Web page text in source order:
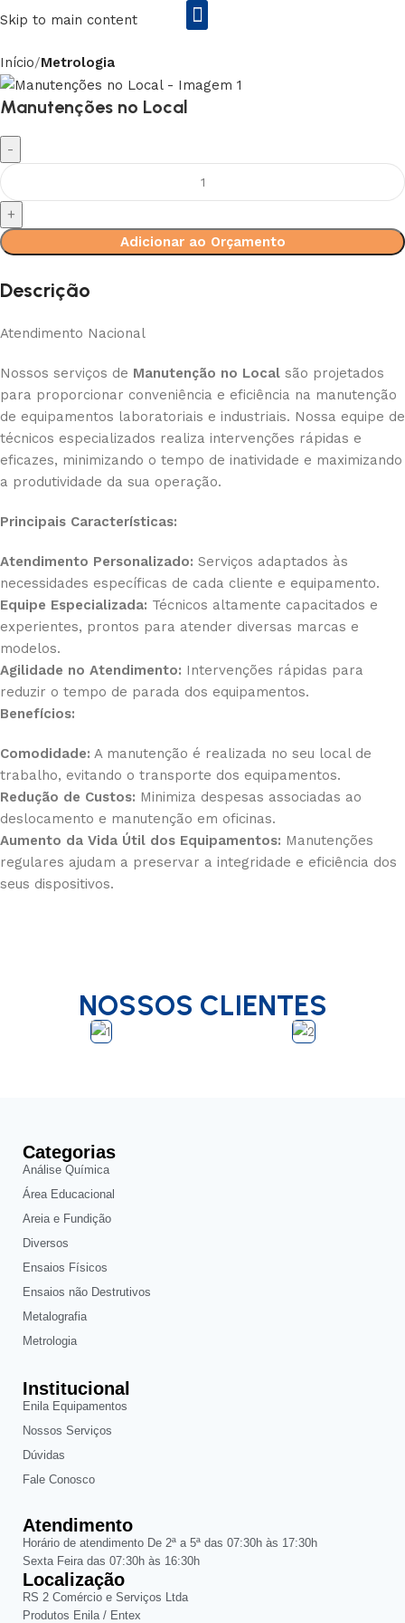
Skip to main content
Início Metrologia
Manutenções no Local
Adicionar ao Orçamento
Descrição
Atendimento Nacional
Nossos serviços de Manutenção no Local são projetados
para proporcionar conveniência e eficiência na manutenção
de equipamentos laboratoriais e industriais. Nossa equipe de
técnicos especializados realiza intervenções rápidas e
eficazes, minimizando o tempo de inatividade e maximizando
a produtividade da sua operação.
Principais Características:
Atendimento Personalizado: Serviços adaptados às
necessidades específicas de cada cliente e equipamento.
Equipe Especializada: Técnicos altamente capacitados e
experientes, prontos para atender diversas marcas e
modelos.
Agilidade no Atendimento: Intervenções rápidas para
reduzir o tempo de parada dos equipamentos.
Benefícios:
Comodidade: A manutenção é realizada no seu local de
trabalho, evitando o transporte dos equipamentos.
Redução de Custos: Minimiza despesas associadas ao
deslocamento e manutenção em oficinas.
Aumento da Vida Útil dos Equipamentos: Manutenções
regulares ajudam a preservar a integridade e eficiência dos
seus dispositivos.
NOSSOS CLIENTES
Categorias
Análise Química
Área Educacional
Areia e Fundição
Diversos
Ensaios Físicos
Ensaios não Destrutivos
Metalografia
Metrologia
Institucional
Enila Equipamentos
Nossos Serviços
Dúvidas
Fale Conosco
Atendimento
Horário de atendimento De 2ª a 5ª das 07:30h às 17:30h
Sexta Feira das 07:30h às 16:30h
Localização
RS 2 Comércio e Serviços Ltda
Produtos Enila / Entex